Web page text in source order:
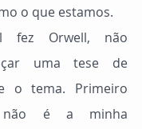
o que estamos.
uma tese de
o tema. Primeiro
não é a minha